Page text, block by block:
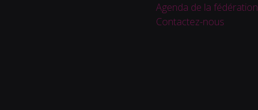
Agenda de la fédération
Contactez-nous